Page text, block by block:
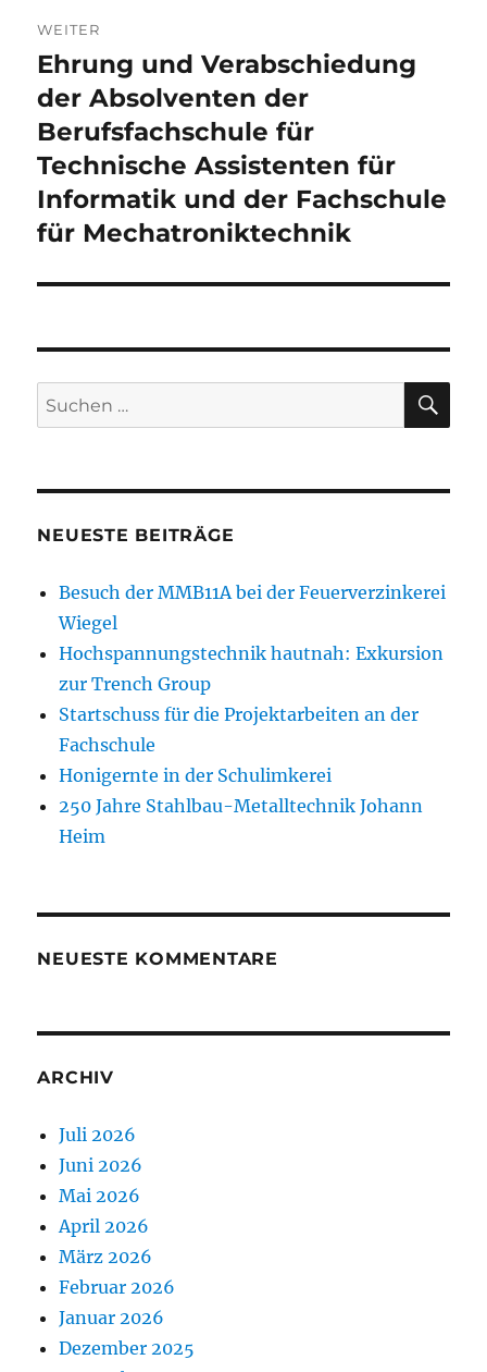
WEITER
Nächster
Beitrag:
Ehrung und Verabschiedung
der Absolventen der
Berufsfachschule für
Technische Assistenten für
Informatik und der Fachschule
für Mechatroniktechnik
Suchen
nach:
NEUESTE BEITRÄGE
Besuch der MMB11A bei der Feuerverzinkerei
Wiegel
Hochspannungstechnik hautnah: Exkursion
zur Trench Group
Startschuss für die Projektarbeiten an der
Fachschule
Honigernte in der Schulimkerei
250 Jahre Stahlbau-Metalltechnik Johann
Heim
NEUESTE KOMMENTARE
ARCHIV
Juli 2026
Juni 2026
Mai 2026
April 2026
März 2026
Februar 2026
Januar 2026
Dezember 2025